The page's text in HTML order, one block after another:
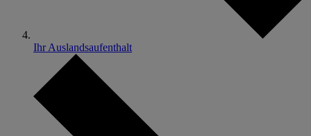
Ihr Auslandsaufenthalt